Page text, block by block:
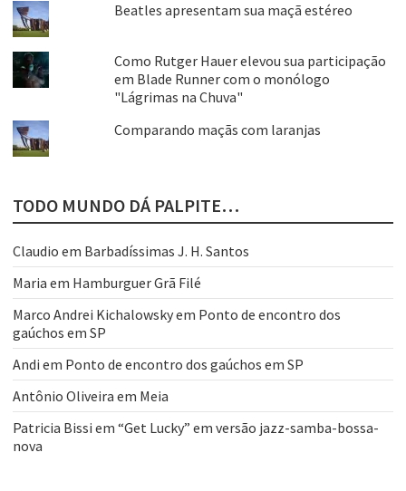
Beatles apresentam sua maçã estéreo
Como Rutger Hauer elevou sua participação
em Blade Runner com o monólogo
"Lágrimas na Chuva"
Comparando maçãs com laranjas
TODO MUNDO DÁ PALPITE…
Claudio em Barbadíssimas J. H. Santos
Maria em Hamburguer Grã Filé
Marco Andrei Kichalowskyem Ponto de encontro dos
gaúchos em SP
Andi em Ponto de encontro dos gaúchos em SP
Antônio Oliveira em Meia
Patricia Bissi em “Get Lucky” em versão jazz-samba-bossa-
nova